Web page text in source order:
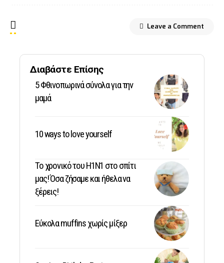
Leave a Comment
Διαβάστε Επίσης
5 Φθινοπωρινά σύνολα για την
μαμά
10 ways to love yourself
Το χρονικό του Η1Ν1 στο σπίτι
μας! Όσα ζήσαμε και ήθελα να
ξέρεις!
Εύκολα muffins χωρίς μίξερ